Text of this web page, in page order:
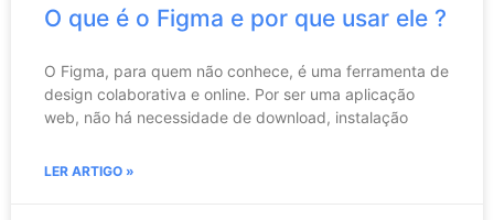
O que é o Figma e por que usar ele ?
O Figma, para quem não conhece, é uma ferramenta de
design colaborativa e online. Por ser uma aplicação
web, não há necessidade de download, instalação
LER ARTIGO »